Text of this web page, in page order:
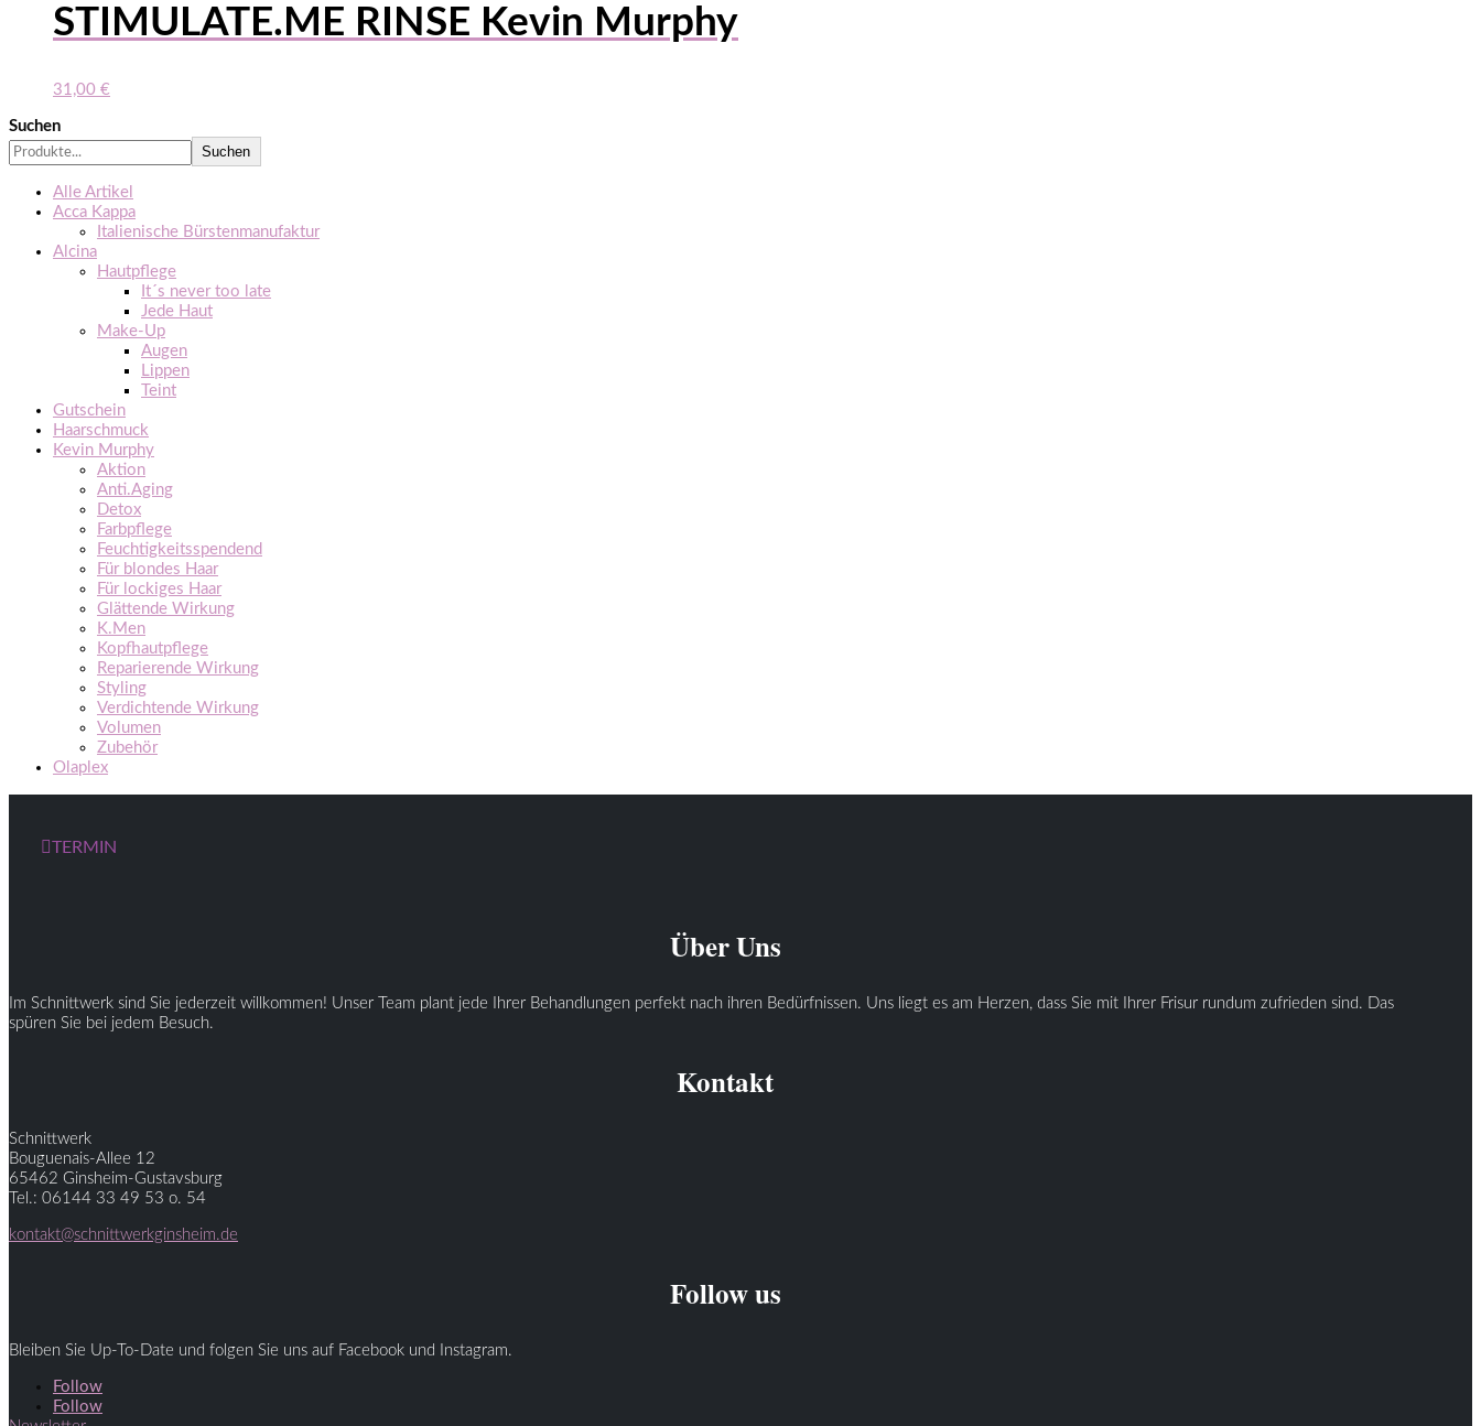
STIMULATE.ME RINSE Kevin Murphy
31,00 €
Suchen
Suchen
Alle Artikel
Acca Kappa
Italienische Bürstenmanufaktur
Alcina
Hautpflege
It´s never too late
Jede Haut
Make-Up
Augen
Lippen
Teint
Gutschein
Haarschmuck
Kevin Murphy
Aktion
Anti.Aging
Detox
Farbpflege
Feuchtigkeitsspendend
Für blondes Haar
Für lockiges Haar
Glättende Wirkung
K.Men
Kopfhautpflege
Reparierende Wirkung
Styling
Verdichtende Wirkung
Volumen
Zubehör
Olaplex
TERMIN
Über Uns
Im Schnittwerk sind Sie jederzeit willkommen! Unser Team plant jede Ihrer Behandlungen perfekt nach ihren Bedürfnissen. Uns liegt es am Herzen, dass Sie mit Ihrer Frisur rundum zufrieden sind. Das
spüren Sie bei jedem Besuch.
Kontakt
Schnittwerk
Bouguenais-Allee 12
65462 Ginsheim-Gustavsburg
Tel.: 06144 33 49 53 o. 54
kontakt@schnittwerkginsheim.de
Follow us
Bleiben Sie Up-To-Date und folgen Sie uns auf Facebook und Instagram.
Follow
Follow